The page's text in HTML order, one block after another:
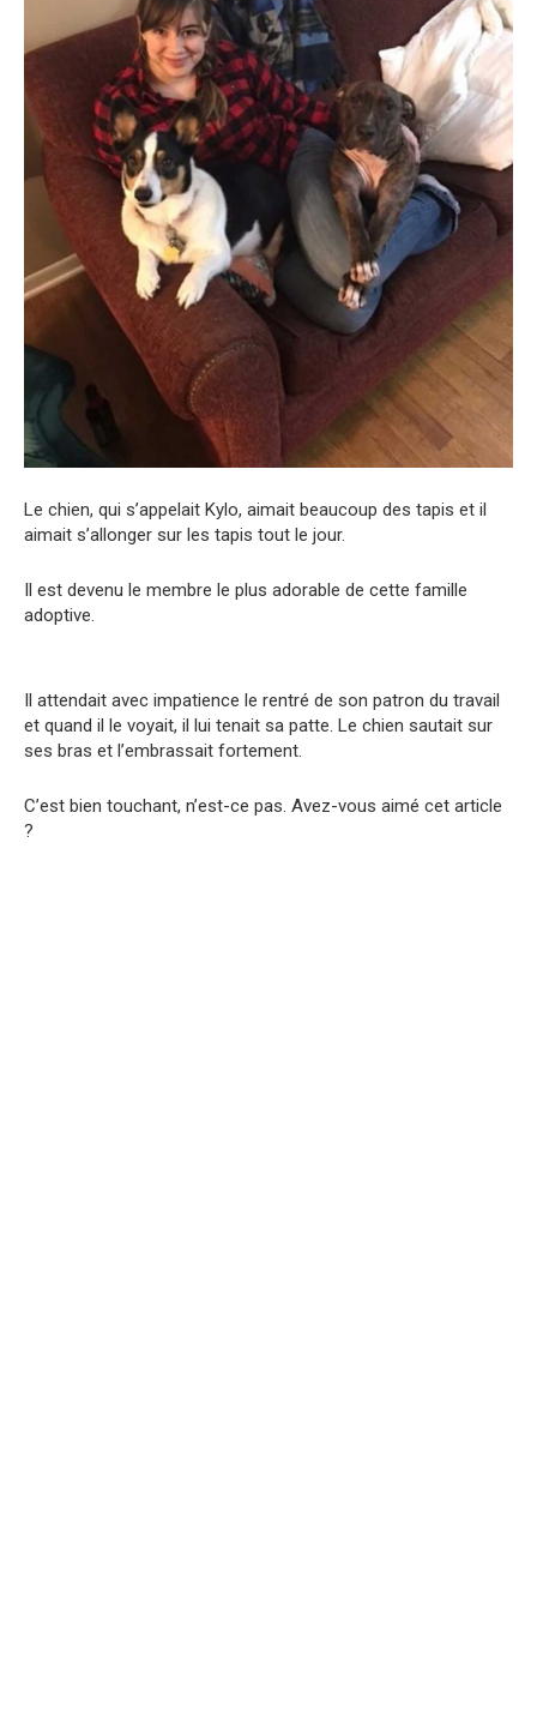
Le chien, qui s’appelait Kylo, aimait beaucoup des tapis et il
aimait s’allonger sur les tapis tout le jour.
Il est devenu le membre le plus adorable de cette famille
adoptive.
Il attendait avec impatience le rentré de son patron du travail
et quand il le voyait, il lui tenait sa patte. Le chien sautait sur
ses bras et l’embrassait fortement.
C’est bien touchant, n’est-ce pas. Avez-vous aimé cet article
?